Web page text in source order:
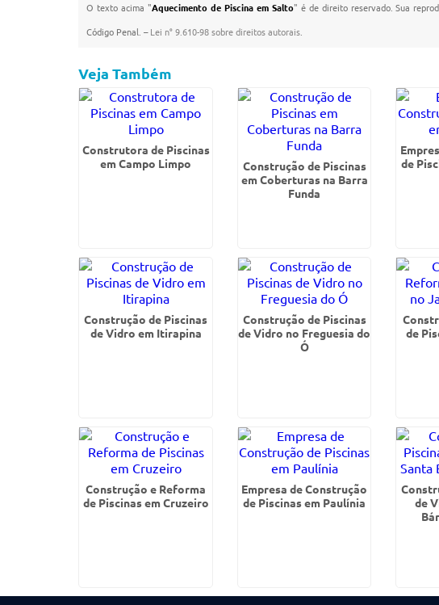
O texto acima "Aquecimento de Piscina em Salto" é de direito reservado. Sua
Código Penal. –Lei n° 9.610-98 sobre direitos autorais
Veja Também
Construtora de Piscinas
em Campo Limpo
Construção de Piscinas
em Coberturas na Barra
Funda
de
Construção de Piscinas
de Vidro em Itirapina
Construção de Piscinas
de Vidro no Freguesia do
Ó
de
Construção e Reforma
de Piscinas em Cruzeiro
Empresa de Construção
de Piscinas em Paulínia
de